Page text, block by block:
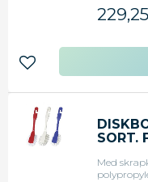
material
fjädern
att
229,25
Lägg till i favoriter
SORT.
Med